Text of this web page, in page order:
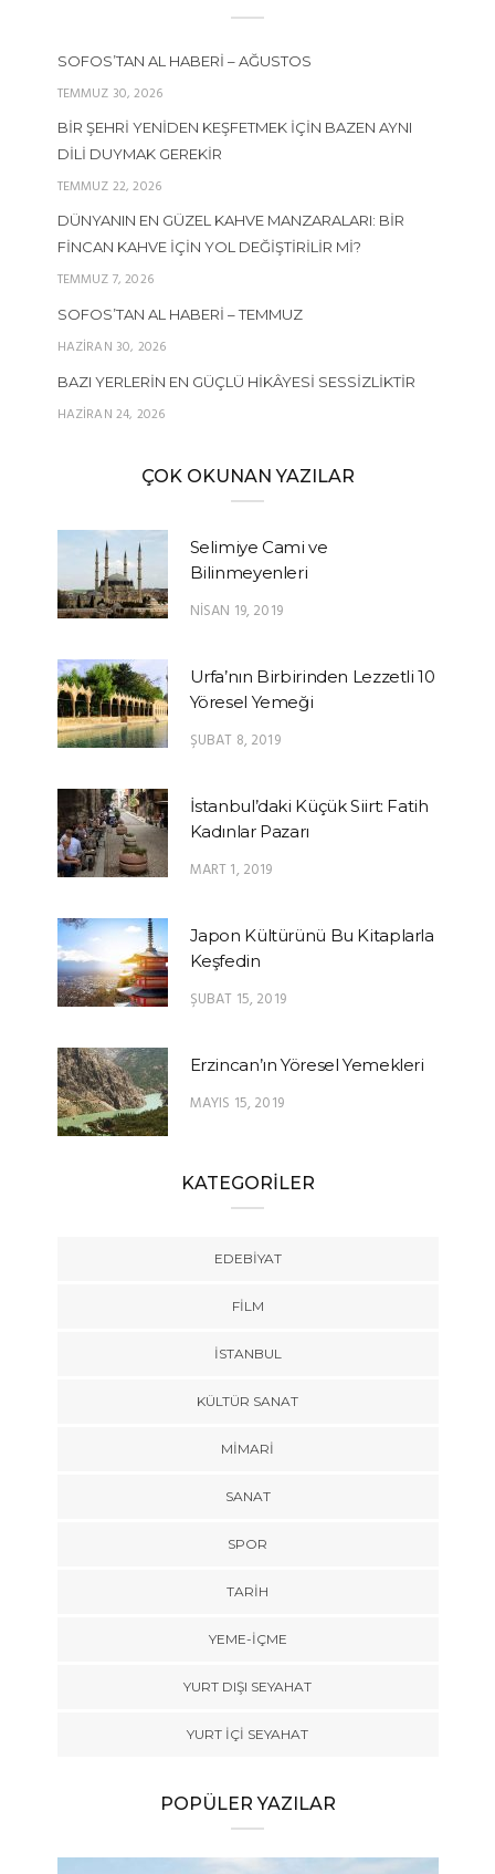
SOFOS’TAN AL HABERI – AĞUSTOS
TEMMUZ 30, 2026
BIR ŞEHRI YENIDEN KEŞFETMEK İÇIN BAZEN AYNI
DILI DUYMAK GEREKIR
TEMMUZ 22, 2026
DÜNYANIN EN GÜZEL KAHVE MANZARALARI: BIR
FINCAN KAHVE İÇIN YOL DEĞIŞTIRILIR MI?
TEMMUZ 7, 2026
SOFOS’TAN AL HABERI – TEMMUZ
HAZIRAN 30, 2026
BAZI YERLERIN EN GÜÇLÜ HIKÂYESI SESSIZLIKTIR
HAZIRAN 24, 2026
ÇOK OKUNAN YAZILAR
Selimiye Cami ve
Bilinmeyenleri
NISAN 19, 2019
Urfa’nın Birbirinden Lezzetli 10
Yöresel Yemeği
ŞUBAT 8, 2019
İstanbul’daki Küçük Siirt: Fatih
Kadınlar Pazarı
MART 1, 2019
Japon Kültürünü Bu Kitaplarla
Keşfedin
ŞUBAT 15, 2019
Erzincan’ın Yöresel Yemekleri
MAYIS 15, 2019
KATEGORİLER
EDEBIYAT
FILM
İSTANBUL
KÜLTÜR SANAT
MIMARI
SANAT
SPOR
TARİH
YEME-İÇME
YURT DIŞI SEYAHAT
YURT İÇİ SEYAHAT
POPÜLER YAZILAR